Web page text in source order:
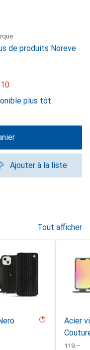
de produits Noreve
plus tôt
Ajouter à la liste
Tout afficher
Acier
CHF
119.–